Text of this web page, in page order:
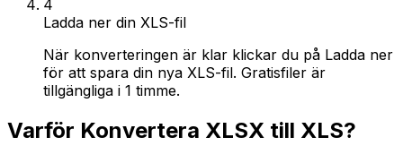
4
Ladda ner din XLS-fil
När konverteringen är klar klickar du på Ladda ner
för att spara din nya XLS-fil. Gratisfiler är
tillgängliga i 1 timme.
Varför Konvertera XLSX till XLS?